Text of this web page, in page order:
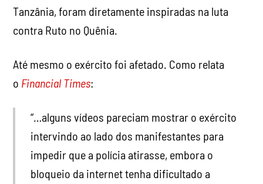
Tanzânia, foram diretamente inspiradas na luta
contra Ruto no Quênia.
Até mesmo o exército foi afetado. Como relata
o Financial Times:
“…alguns vídeos pareciam mostrar o exército
intervindo ao lado dos manifestantes para
impedir que a polícia atirasse, embora o
bloqueio da internet tenha dificultado a